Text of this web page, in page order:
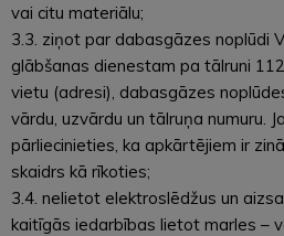
vai citu materiālu;
3.3. ziņot par dabasgāzes noplūdi
glābšanas dienestam pa tālruni
vietu (adresi), dabasgāzes
vārdu, uzvārdu un tālruņa numuru.
pārliecinieties, ka apkārtējiem ir
skaidrs kā rīkoties;
3.4. nelietot elektroslēdžus un
kaitīgās iedarbības lietot marles –